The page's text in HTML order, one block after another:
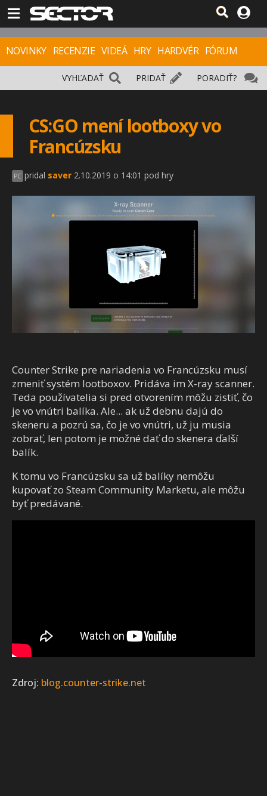
NOVINKY RECENZIE VIDEÁ HRY HARDVÉR FÓRUM
PORADIŤ?
PRIDAŤ
VYHĽADAŤ
CS:GO mení lootboxy vo
Francúzsku
PC pridal saver 2.10.2019 o 14:01 pod hry
Counter Strike pre nariadenia vo Francúzsku musí
zmeniť systém lootboxov. Pridáva im X-ray scanner.
Teda používatelia si pred otvorením môžu zistiť, čo
je vo vnútri balíka. Ale... ak už debnu dajú do
skeneru a pozrú sa, čo je vo vnútri, už ju musia
zobrať, len potom je možné dať do skenera ďalší
balík.
K tomu vo Francúzsku sa už balíky nemôžu
kupovať zo Steam Community Marketu, ale môžu
byť predávané.
Zdroj: blog.counter-strike.net